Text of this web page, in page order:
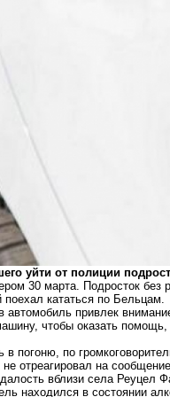
уйти от полиции
30 марта. Подросток
кататься по Бельцам.
автомобиль привлек
чтобы оказать
в погоню, по
отреагировал на
вблизи села Реуцел
находился в состоянии